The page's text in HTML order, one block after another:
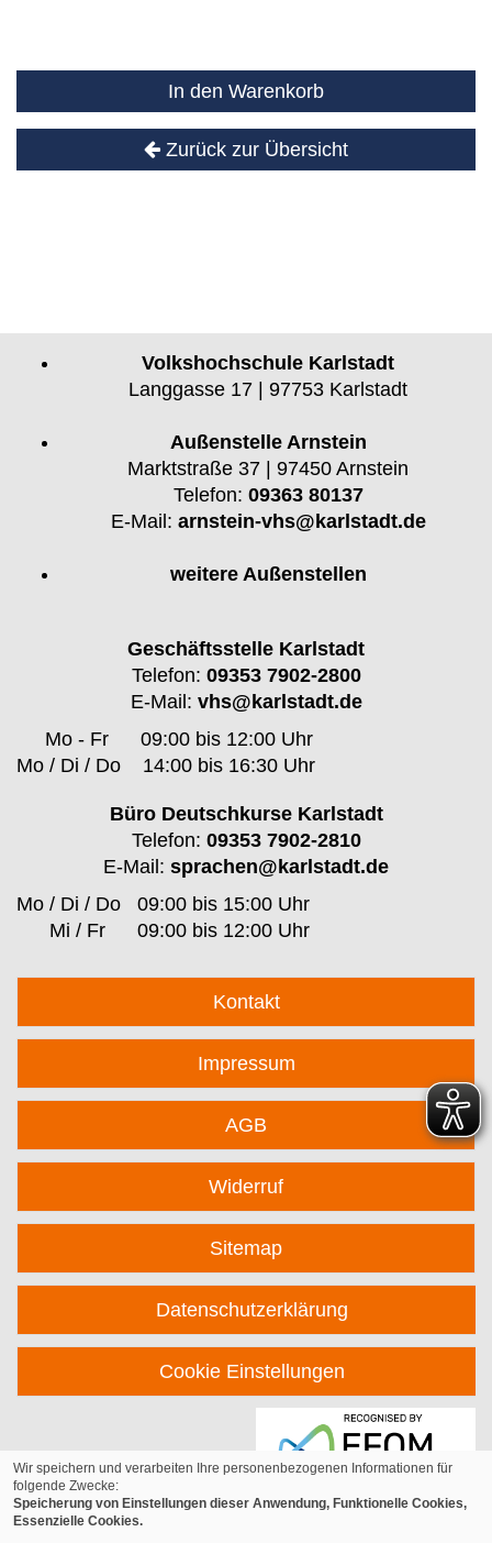
In den Warenkorb
Zurück zur Übersicht
Volkshochschule Karlstadt
Langgasse 17 | 97753 Karlstadt
Außenstelle Arnstein
Marktstraße 37 | 97450 Arnstein
Telefon: 09363 80137
E-Mail: arnstein-vhs@karlstadt.de
weitere Außenstellen
Geschäftsstelle Karlstadt
Telefon: 09353 7902-2800
E-Mail: vhs@karlstadt.de
Mo - Fr
09:00 bis 12:00 Uhr
Mo / Di / Do
14:00 bis 16:30 Uhr
Büro Deutschkurse Karlstadt
Telefon: 09353 7902-2810
E-Mail: sprachen@karlstadt.de
Mo / Di / Do 09:00 bis 15:00 Uhr
Mi / Fr
09:00 bis 12:00 Uhr
Kontakt
Impressum
AGB
Widerruf
Sitemap
Datenschutzerklärung
Cookie Einstellungen
Wir speichern und verarbeiten Ihre personenbezogenen Informationen für
folgende Zwecke:
Speicherung von Einstellungen dieser Anwendung, Funktionelle Cookies,
Essenzielle Cookies.